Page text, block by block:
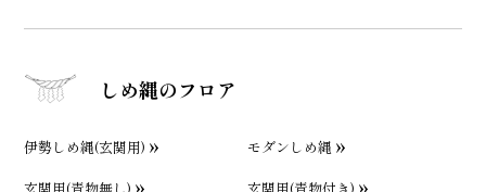
しめ縄のフロア
伊勢しめ縄(玄関用)
モダンしめ縄